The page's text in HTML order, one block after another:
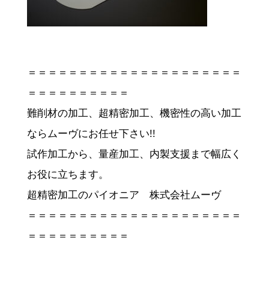
＝＝＝＝＝＝＝＝＝＝＝＝＝＝＝＝＝＝＝＝＝
＝＝＝＝＝＝＝＝＝＝
難削材の加工、超精密加工、機密性の高い加工
ならムーヴにお任せ下さい!!
試作加工から、量産加工、内製支援まで幅広く
お役に立ちます。
超精密加工のパイオニア 株式会社ムーヴ
＝＝＝＝＝＝＝＝＝＝＝＝＝＝＝＝＝＝＝＝＝
＝＝＝＝＝＝＝＝＝＝